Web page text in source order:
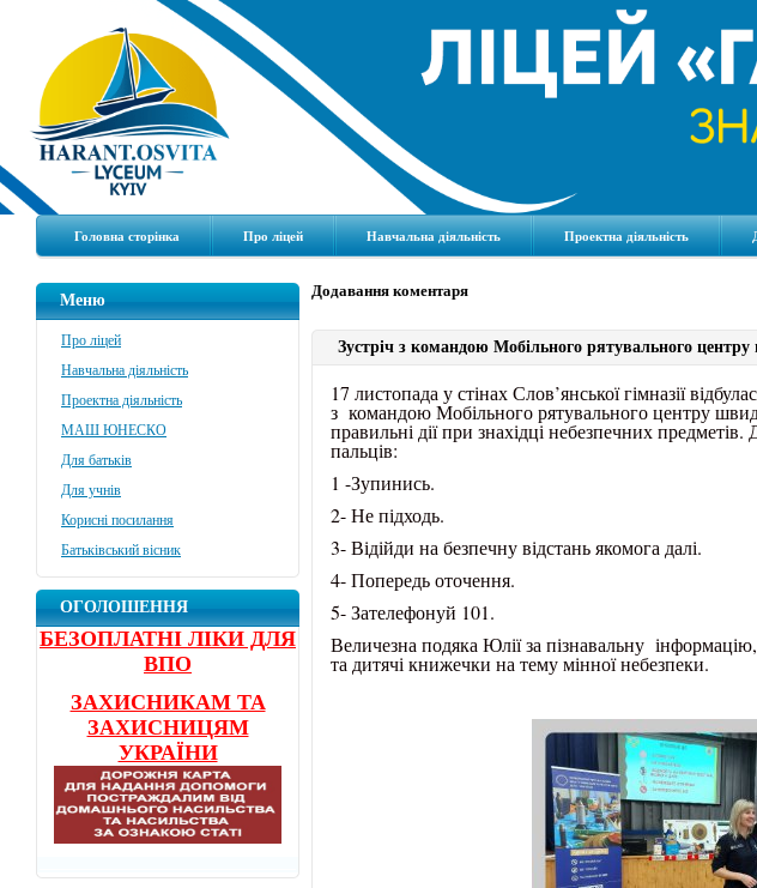
Головна сторінка Про ліцей Навчальна діяльність Проектна діяльність
Меню
Про ліцей
Навчальна діяльність
Проектна діяльність
МАШ ЮНЕСКО
Для батьків
Для учнів
Корисні посилання
Батьківський вісник
ОГОЛОШЕННЯ
БЕЗОПЛАТНІ ЛІКИ ДЛЯ
ВПО
ЗАХИСНИКАМ ТА
ЗАХИСНИЦЯМ
УКРАЇНИ
Додавання коментаря
Зустріч з командою Мобільного рятувального
17 листопада у стінах Слов’янської гімназії
з командою Мобільного рятувального центру
правильні дії при знахідці небезпечних
пальців:
1 -Зупинись.
2- Не підходь.
3- Відійди на безпечну відстань якомога далі.
4- Попередь оточення.
5- Зателефонуй 101.
Величезна подяка Юлії за пізнавальну
та дитячі книжечки на тему мінної небезпеки.